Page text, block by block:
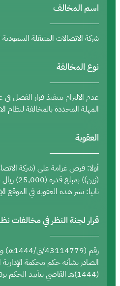
اسم المخالف
شركة الاتصالات المتنقلة
نوع المخالفة
عدم الالتزام بتنفيذ قرار الفصل
المهلة المحددة بالمخالفة لنظام
العقوبة
أولا: فرض غرامة على (شركة
(زين)) بمبلغ قدره (25,000) ريال سعودي.
ثانيا: نشر هذه العقوبة في الموقع
قرار لجنة النظر في مخالفات
(1444)هـ القاضي بتأييد الحكم برفض الدعوى